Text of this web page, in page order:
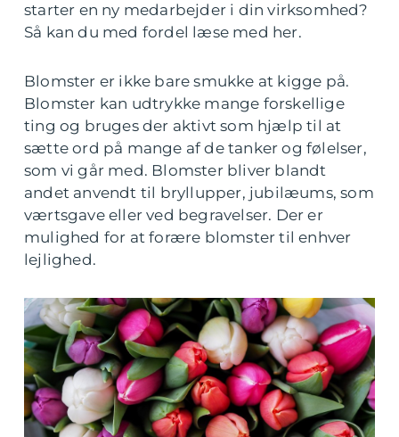
starter en ny medarbejder i din virksomhed?
Så kan du med fordel læse med her.
Blomster er ikke bare smukke at kigge på.
Blomster kan udtrykke mange forskellige
ting og bruges der aktivt som hjælp til at
sætte ord på mange af de tanker og følelser,
som vi går med. Blomster bliver blandt
andet anvendt til bryllupper, jubilæums, som
værtsgave eller ved begravelser. Der er
mulighed for at forære blomster til enhver
lejlighed.